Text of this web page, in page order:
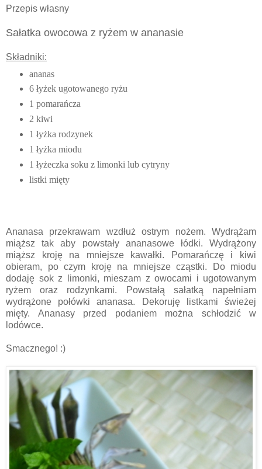
Przepis własny
Sałatka owocowa z ryżem w ananasie
Składniki:
ananas
6 łyżek ugotowanego ryżu
1 pomarańcza
2 kiwi
1 łyżka rodzynek
1 łyżka miodu
1 łyżeczka soku z limonki lub cytryny
listki mięty
Ananasa przekrawam wzdłuż ostrym nożem. Wydrążam
miąższ tak aby powstały ananasowe łódki. Wydrążony
miąższ kroję na mniejsze kawałki. Pomarańczę i kiwi
obieram, po czym kroję na mniejsze cząstki. Do miodu
dodaję sok z limonki, mieszam z owocami i ugotowanym
ryżem oraz rodzynkami. Powstałą sałatką napełniam
wydrążone połówki ananasa. Dekoruję listkami świeżej
mięty. Ananasy przed podaniem można schłodzić w
lodówce.
Smacznego! :)